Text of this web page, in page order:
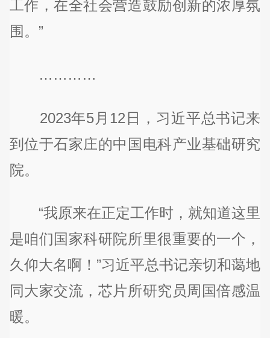
工作，在全社会营造鼓励创新的浓厚氛
围。”
…………
2023年5月12日，习近平总书记来
到位于石家庄的中国电科产业基础研究
院。
“我原来在正定工作时，就知道这里
是咱们国家科研院所里很重要的一个，
久仰大名啊！”习近平总书记亲切和蔼地
同大家交流，芯片所研究员周国倍感温
暖。